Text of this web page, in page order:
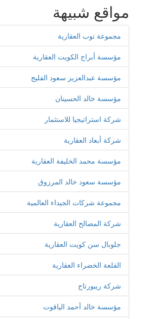
مواقع شبيهة
مجموعة توب العقارية
مؤسسة أبراج الكويت العقارية
مؤسسة عبدالعزيز سعود الفليج
مؤسسة خالد الحسينان
شركة استراتيجيا للاستثمار
شركة أبعاد العقارية
مؤسسة محمد الخليفة العقارية
مؤسسة سعود خالد المرزوق
مجموعة شركات الجيداء العالمية
شركة المصالح العقارية
جلوبال سن كويت العقارية
القلعة الخضراء العقارية
شركة ريبورتاج
مؤسسة خالد أحمد الياقوت